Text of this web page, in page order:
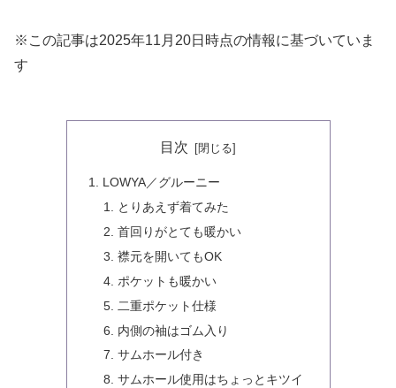
※この記事は2025年11月20日時点の情報に基づいていま
す
目次
LOWYA／グルーニー
とりあえず着てみた
首回りがとても暖かい
襟元を開いてもOK
ポケットも暖かい
二重ポケット仕様
内側の袖はゴム入り
サムホール付き
サムホール使用はちょっとキツイ